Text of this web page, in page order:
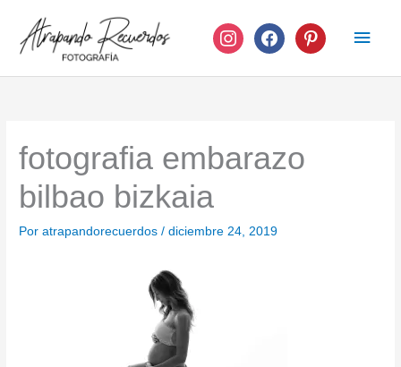
contenido
instagramfacebook pinterest
fotografia embarazo
bilbao bizkaia
Poratrapandorecuerdos/diciembre 24, 2019